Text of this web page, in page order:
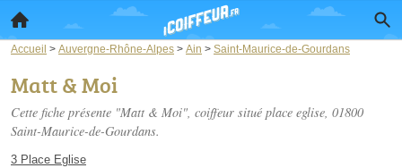
Accueil > Auvergne-Rhône-Alpes > Ain > Saint-Maurice-de-Gourdans
Matt & Moi
Cette fiche présente "Matt & Moi", coiffeur situé place eglise, 01800
Saint-Maurice-de-Gourdans.
3 Place Eglise